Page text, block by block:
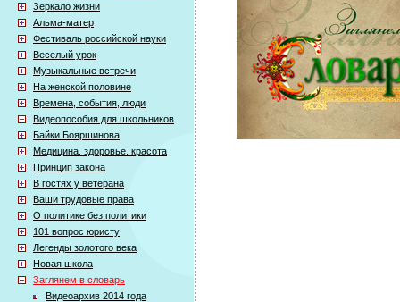
Зеркало жизни
Альма-матер
Фестиваль российской науки
Веселый урок
Музыкальные встречи
На женской половине
Времена, события, люди
Видеопособия для школьников
Байки Бояршинова
Медицина. здоровье. красота
Принцип закона
В гостях у ветерана
Ваши трудовые права
О политике без политики
101 вопрос юристу
Легенды золотого века
Новая школа
Заглянем в словарь
Видеоархив 2014 года